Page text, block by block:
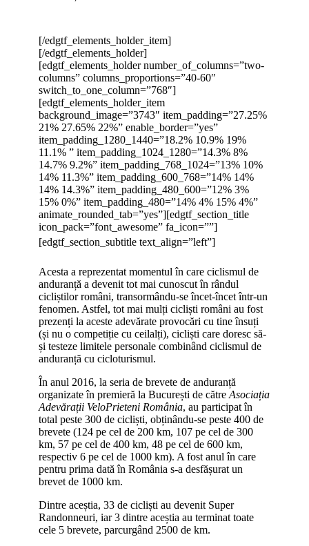
[/edgtf_elements_holder_item]
[/edgtf_elements_holder]
[edgtf_elements_holder number_of_columns=”two-
columns” columns_proportions=”40-60″
switch_to_one_column=”768″]
[edgtf_elements_holder_item
background_image=”3743″ item_padding=”27.25%
21% 27.65% 22%” enable_border=”yes”
item_padding_1280_1440=”18.2% 10.9% 19%
11.1% ” item_padding_1024_1280=”14.3% 8%
14.7% 9.2%” item_padding_768_1024=”13% 10%
14% 11.3%” item_padding_600_768=”14% 14%
14% 14.3%” item_padding_480_600=”12% 3%
15% 0%” item_padding_480=”14% 4% 15% 4%”
animate_rounded_tab=”yes”][edgtf_section_title
icon_pack=”font_awesome” fa_icon=””]
[edgtf_section_subtitle text_align=”left”]
Acesta a reprezentat momentul în care ciclismul de
anduranță a devenit tot mai cunoscut în rândul
cicliștilor români, transormându-se încet-încet într-un
fenomen. Astfel, tot mai mulți cicliști români au fost
prezenți la aceste adevărate provocări cu tine însuți
(și nu o competiție cu ceilalți), cicliști care doresc să-
și testeze limitele personale combinând ciclismul de
anduranță cu cicloturismul.
În anul 2016, la seria de brevete de anduranță
organizate în premieră la București de către Asociația
Adevărații VeloPrieteni România, au participat în
total peste 300 de cicliști, obținându-se peste 400 de
brevete (124 pe cel de 200 km, 107 pe cel de 300
km, 57 pe cel de 400 km, 48 pe cel de 600 km,
respectiv 6 pe cel de 1000 km). A fost anul în care
pentru prima dată în România s-a desfășurat un
brevet de 1000 km.
Dintre aceștia, 33 de cicliști au devenit Super
Randonneuri, iar 3 dintre aceștia au terminat toate
cele 5 brevete, parcurgând 2500 de km.